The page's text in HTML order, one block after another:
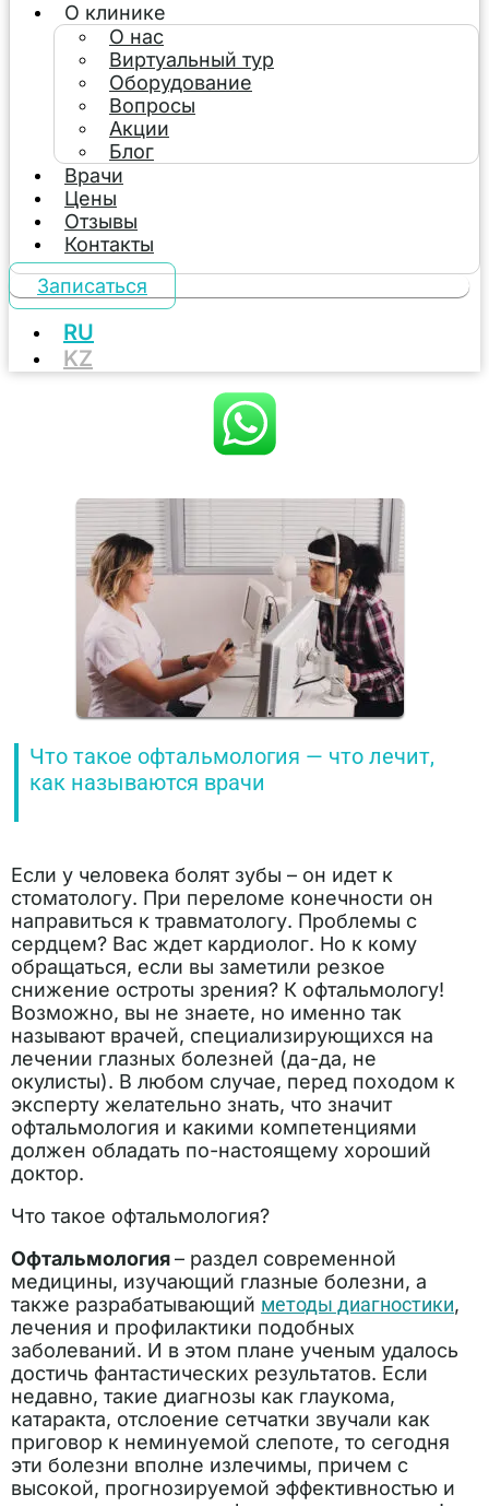
О клинике
О нас
Виртуальный тур
Оборудование
Вопросы
Акции
Блог
Врачи
Цены
Отзывы
Контакты
Записаться
RU
KZ
Что такое офтальмология — что лечит,
как называются врачи
Если у человека болят зубы – он идет к
стоматологу. При переломе конечности он
направиться к травматологу. Проблемы с
сердцем? Вас ждет кардиолог. Но к кому
обращаться, если вы заметили резкое
снижение остроты зрения? К офтальмологу!
Возможно, вы не знаете, но именно так
называют врачей, специализирующихся на
лечении глазных болезней (да-да, не
окулисты). В любом случае, перед походом к
эксперту желательно знать, что значит
офтальмология и какими компетенциями
должен обладать по-настоящему хороший
доктор.
Что такое офтальмология?
Офтальмология– раздел современной
медицины, изучающий глазные болезни, а
также разрабатывающий методы диагностики,
лечения и профилактики подобных
заболеваний. И в этом плане ученым удалось
достичь фантастических результатов. Если
недавно, такие диагнозы как глаукома,
катаракта, отслоение сетчатки звучали как
приговор к неминуемой слепоте, то сегодня
эти болезни вполне излечимы, причем с
высокой, прогнозируемой эффективностью и